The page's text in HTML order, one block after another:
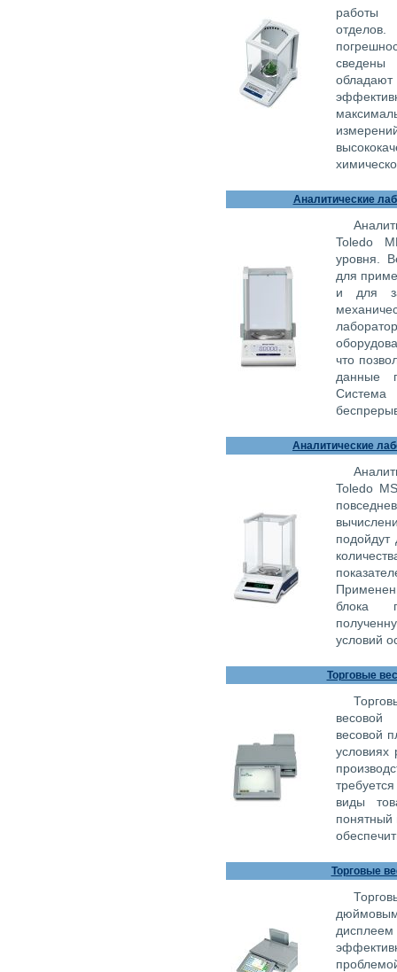
работы
Аналитические
Toledo
уровня.
для
и для
что
данные
Аналитические
Toledo
подойдут
блока
условий
Торговые
весовой
условиях
виды
понятный
Торговые